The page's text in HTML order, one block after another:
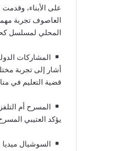
على الأبناء،
العاصوف تجربة
المحلي لمسلسل
المشاركات
أشار إلى تجربة
قضية التعليم في
المسرح أم
يؤكد العتيبي
السوشيال ميديا